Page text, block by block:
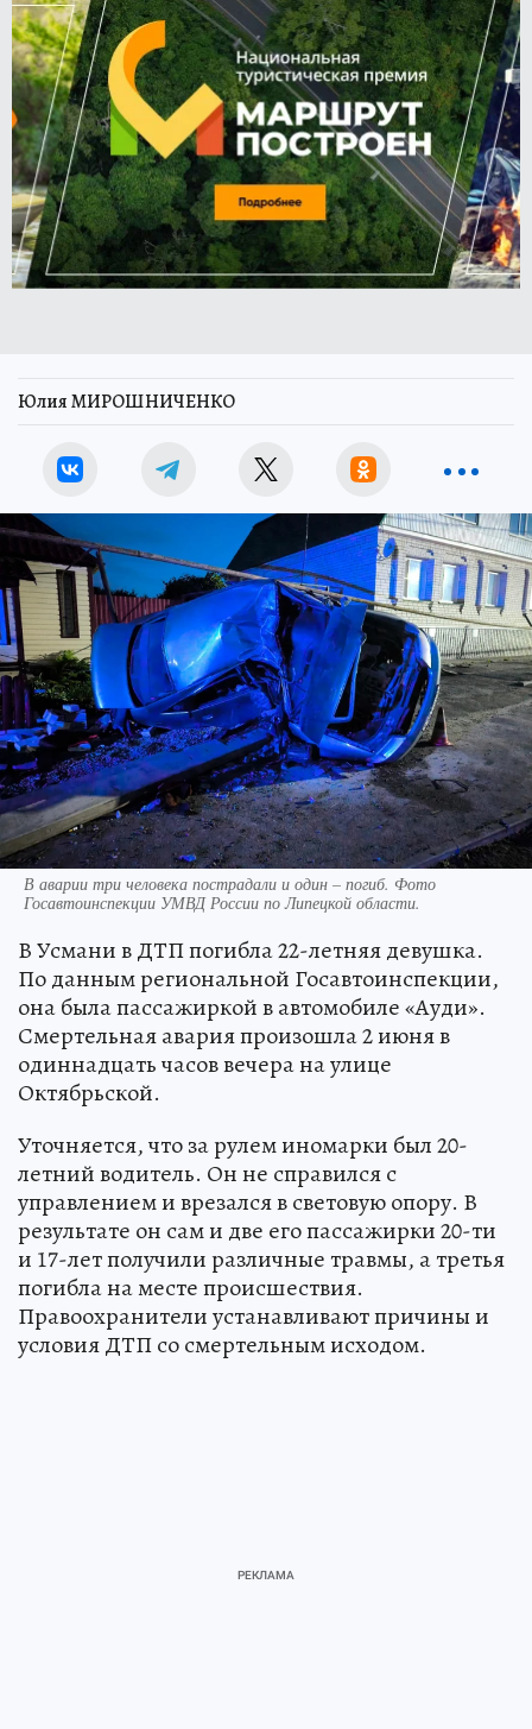
Юлия МИРОШНИЧЕНКО
В аварии три человека пострадали и один – погиб. Фото
Госавтоинспекции УМВД России по Липецкой области.
В Усмани в ДТП погибла 22-летняя девушка.
По данным региональной Госавтоинспекции,
она была пассажиркой в автомобиле «Ауди».
Смертельная авария произошла 2 июня в
одиннадцать часов вечера на улице
Октябрьской.
Уточняется, что за рулем иномарки был 20-
летний водитель. Он не справился с
управлением и врезался в световую опору. В
результате он сам и две его пассажирки 20-ти
и 17-лет получили различные травмы, а третья
погибла на месте происшествия.
Правоохранители устанавливают причины и
условия ДТП со смертельным исходом.